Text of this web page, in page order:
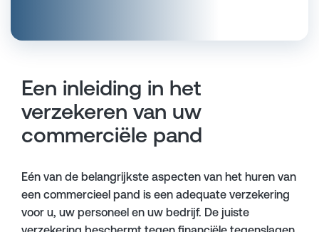
Een inleiding in het
verzekeren van uw
commerciële pand
Eén van de belangrijkste aspecten van het huren van
een commercieel pand is een adequate verzekering
voor u, uw personeel en uw bedrijf. De juiste